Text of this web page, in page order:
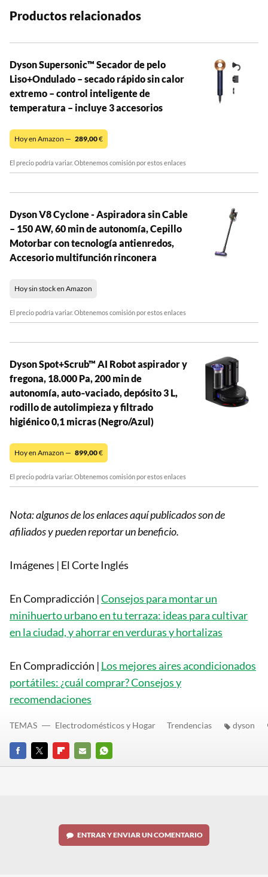
Productos relacionados
Dyson Supersonic™ Secador de pelo
Liso+Ondulado – secado rápido sin calor
extremo – control inteligente de
temperatura – incluye 3 accesorios
Hoy en Amazon — 289,00€
El precio podría variar. Obtenemos comisión por estos enlaces
Dyson V8 Cyclone - Aspiradora sin Cable
– 150 AW, 60 min de autonomía, Cepillo
Motorbar con tecnología antienredos,
Accesorio multifunción rinconera
Hoy sin stock en Amazon
El precio podría variar. Obtenemos comisión por estos enlaces
Dyson Spot+Scrub™ AI Robot aspirador y
fregona, 18.000 Pa, 200 min de
autonomía, auto‑vaciado, depósito 3 L,
rodillo de autolimpieza y filtrado
higiénico 0,1 micras (Negro/Azul)
Hoy en Amazon — 899,00€
El precio podría variar. Obtenemos comisión por estos enlaces
Nota: algunos de los enlaces aquí publicados son de
afiliados y pueden reportar un beneficio.
Imágenes | El Corte Inglés
En Compradicción |Consejos para montar un
minihuerto urbano en tu terraza: ideas para cultivar
en la ciudad, y ahorrar en verduras y hortalizas
En Compradicción | Los mejores aires acondicionados
portátiles: ¿cuál comprar? Consejos y
recomendaciones
FACEBOOK
TWITTERFLIPBOARD
E-
WHATSAPP
TEMAS Electrodomésticos y Hogar Trendencias dyson
ENTRAR Y ENVIAR UN COMENTARIO